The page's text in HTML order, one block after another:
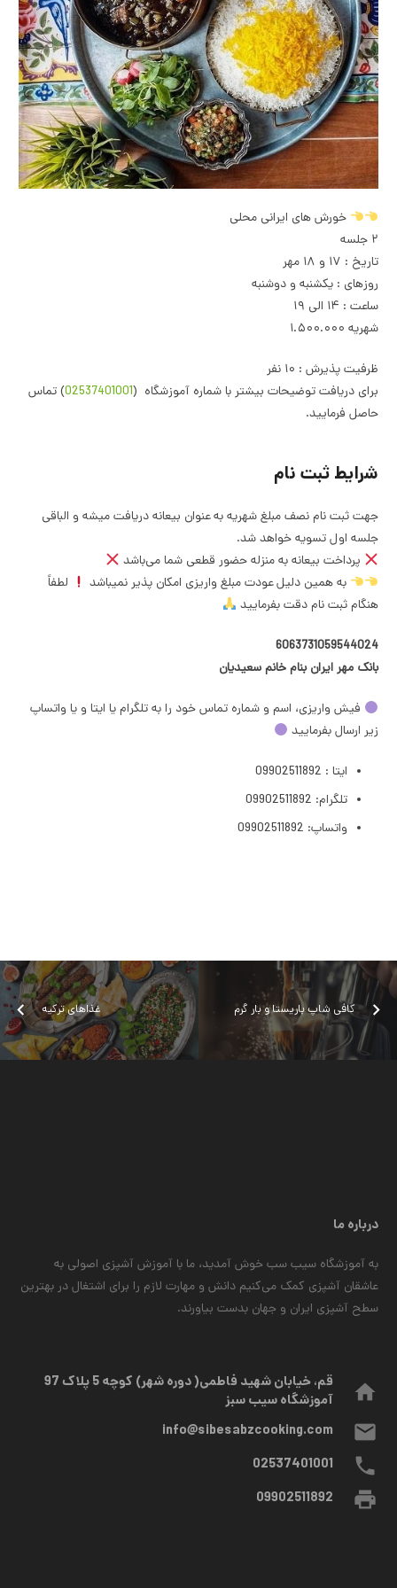
خورش های ایرانی محلی
۲ جلسه
تاریخ : ۱۷ و ۱۸ مهر
روزهای : یکشنبه و دوشنبه
ساعت : ۱۴ الی ۱۹
شهریه ۱.۵۰۰.۰۰۰
ظرفیت پذیرش : ۱۰ نفر
برای دریافت توضیحات بیشتر با شماره آموزشگاه (02537401001) تماس
حاصل فرمایید.
شرایط ثبت نام
جهت ثبت نام نصف مبلغ شهریه به عنوان بیعانه دریافت میشه و الباقی
جلسه اول تسویه خواهد شد.
پرداخت بیعانه به منزله حضور قطعی شما می‌باشد
به همین دلیل عودت مبلغ واریزی امکان پذیر نمیباشد
لطفاً
هنگام ثبت نام دقت بفرمایید
6063731059544024
بانک مهر ایران بنام خانم سعیدیان
فیش واریزی، اسم و شماره تماس خود را به تلگرام یا ایتا و یا واتساپ
زیر ارسال بفرمایید
ایتا : 09902511892
تلگرام: 09902511892
واتساپ: 09902511892
غذاهای ترکیه کافی شاپ باریستا و بار گرم
درباره ما
به آموزشگاه سیب سب خوش آمدید، ما با آموزش آشپزی اصولی به
عاشقان آشپزی کمک می‌کنیم دانش و مهارت لازم را برای اشتغال در بهترین
سطح آشپزی ایران و جهان بدست بیاورند.
home
قم، خیابان شهید فاطمی( دوره شهر) کوچه 5 پلاک 97
آموزشگاه سیب سبز
mail
info@sibesabzcooking.com
phone
02537401001
print
09902511892